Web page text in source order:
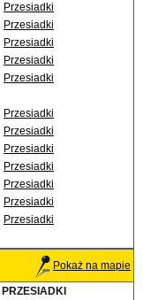
Przesiadki
Przesiadki
Przesiadki
Przesiadki
Przesiadki
Przesiadki
Przesiadki
Przesiadki
Przesiadki
Przesiadki
Przesiadki
Przesiadki
Pokaż na mapie
PRZESIADKI